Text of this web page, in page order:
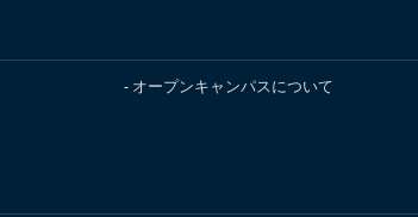
オープンキャンパスについて